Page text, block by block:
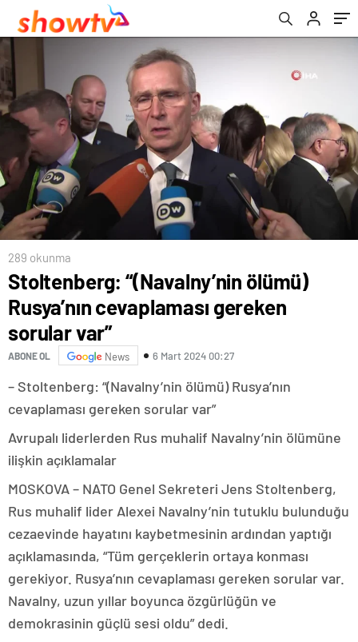
289 okunma
Stoltenberg: “(Navalny’nin ölümü)
Rusya’nın cevaplaması gereken
sorular var”
ABONE OL News 6 Mart 2024 00:27
– Stoltenberg: “(Navalny’nin ölümü) Rusya’nın
cevaplaması gereken sorular var”
Avrupalı liderlerden Rus muhalif Navalny’nin ölümüne
ilişkin açıklamalar
MOSKOVA – NATO Genel Sekreteri Jens Stoltenberg,
Rus muhalif lider Alexei Navalny’nin tutuklu bulunduğu
cezaevinde hayatını kaybetmesinin ardından yaptığı
açıklamasında, “Tüm gerçeklerin ortaya konması
gerekiyor. Rusya’nın cevaplaması gereken sorular var.
Navalny, uzun yıllar boyunca özgürlüğün ve
demokrasinin güçlü sesi oldu” dedi.